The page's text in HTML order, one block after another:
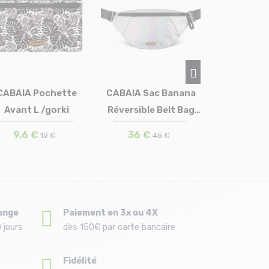
Taille en stock
CABAIA Sac Banana
Réversible Belt Bag
36 € 45 €
CABAIA Trousse De
Toilette Medium /rue
du...
29 €
jours
Paiement en 3x ou 4X
dès 150€ par carte bancaire
Fidélité